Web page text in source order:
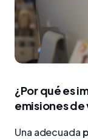
¿Por qué es
emisiones de
Una adecuada